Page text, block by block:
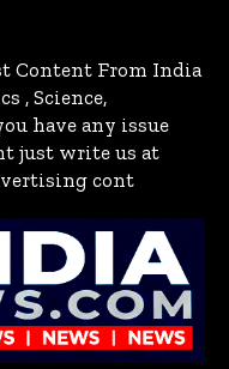
Content From India
, Science,
have any issue
just write us at
cont